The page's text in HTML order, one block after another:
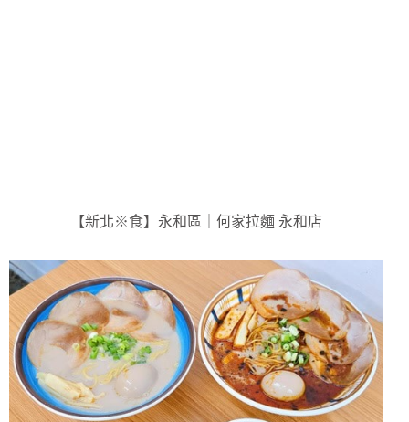
【新北※食】永和區｜何家拉麵 永和店